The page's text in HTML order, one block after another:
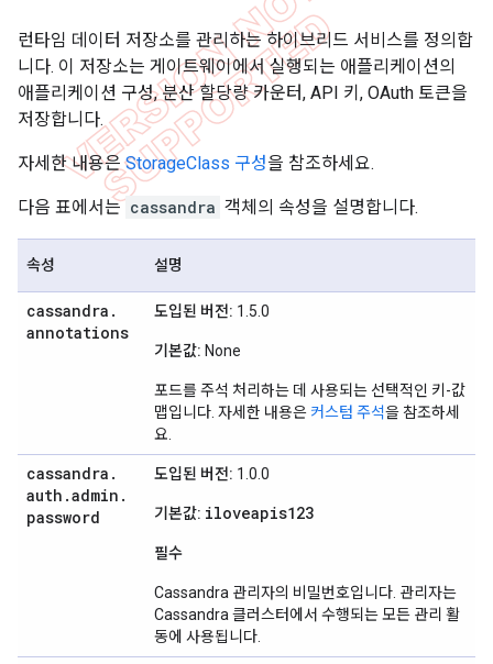
런타임 데이터 저장소를 관리하는 하이브리드 서비스를 정의합
니다. 이 저장소는 게이트웨이에서 실행되는 애플리케이션의
애플리케이션 구성, 분산 할당량 카운터, API 키, OAuth 토큰을
저장합니다.
자세한 내용은StorageClass 구성을 참조하세요.
다음 표에서는 cassandra 객체의 속성을 설명합니다.
속성 설명
cassandra .
annotations
도입된 버전: 1.5.0
기본값: None
포드를 주석 처리하는 데 사용되는 선택적인 키-값
맵입니다. 자세한 내용은 커스텀 주석을 참조하세
요.
cassandra .
auth .admin .
password
도입된 버전: 1.0.0
기본값: iloveapis123
필수
Cassandra 관리자의 비밀번호입니다. 관리자는
Cassandra 클러스터에서 수행되는 모든 관리 활
동에 사용됩니다.